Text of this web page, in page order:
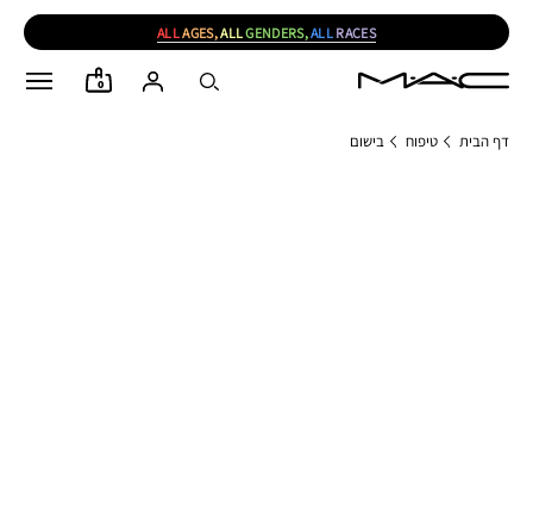
ALLAGES,ALLGENDERS,ALL RACES
0
דף הבית טיפוח בישום